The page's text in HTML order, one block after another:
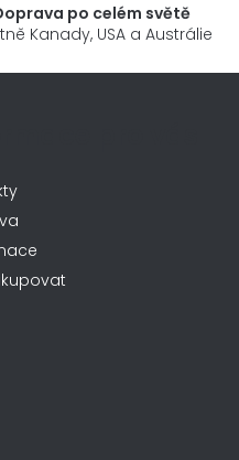
po celém světě
Kanady, USA a Austrálie